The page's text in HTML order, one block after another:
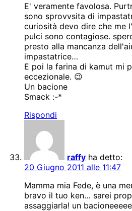
E' veramente favolosa.
sono sprovvsita di
curiosità devo dire che me
pulci sono contagiose.
presto alla mancanza
impastatrice…
E poi la farina di kamut mi
eccezionale. 😉
Un bacione
Smack :-*
Rispondi
raffy ha detto:
20 Giugno 2011 alle 11:47
Mamma mia Fede, è una
bravo il tuo ken… sarei
assaggiarla! un